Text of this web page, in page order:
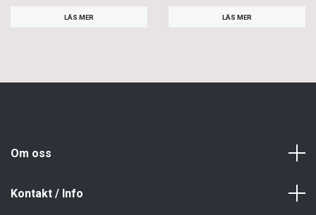
LÄS MER LÄS MER
Om oss
Kontakt / Info